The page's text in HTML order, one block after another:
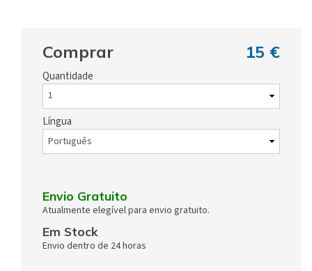
Comprar 15 €
Quantidade
Língua
Envio Gratuito
Atualmente elegível para envio gratuito.
Em Stock
Envio dentro de 24 horas